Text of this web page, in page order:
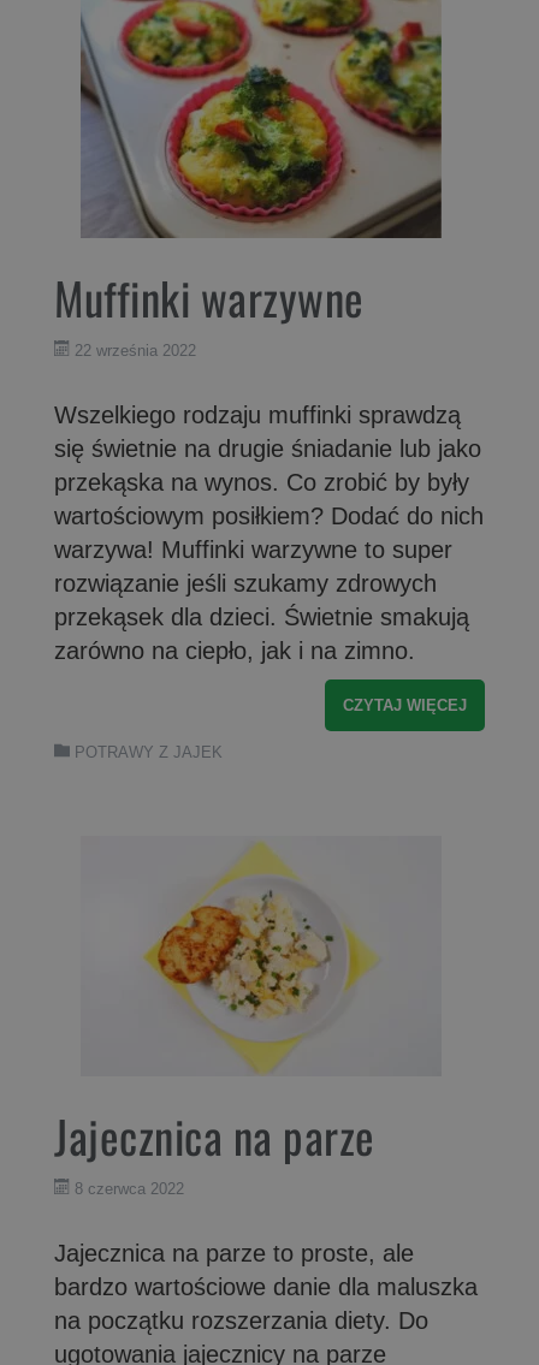
Muffinki warzywne
22 września 2022
Wszelkiego rodzaju muffinki sprawdzą
się świetnie na drugie śniadanie lub jako
przekąska na wynos. Co zrobić by były
wartościowym posiłkiem? Dodać do nich
warzywa! Muffinki warzywne to super
rozwiązanie jeśli szukamy zdrowych
przekąsek dla dzieci. Świetnie smakują
zarówno na ciepło, jak i na zimno.
CZYTAJ WIĘCEJ
POTRAWY Z JAJEK
Jajecznica na parze
8 czerwca 2022
Jajecznica na parze to proste, ale
bardzo wartościowe danie dla maluszka
na początku rozszerzania diety. Do
ugotowania jajecznicy na parze